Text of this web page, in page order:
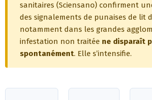
sanitaires (Sciensano) confirment
des signalements de punaises de lit
notamment dans les grandes
infestation non traitée ne disparaît
spontanément. Elle s’intensifie.